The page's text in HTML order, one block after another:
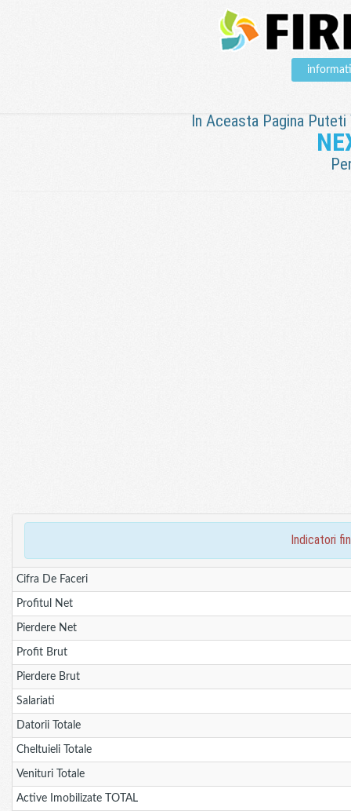
In Aceasta Pagina
indicatori
Cifra De Faceri
Profitul Net
Pierdere Net
Profit Brut
Pierdere Brut
Salariati
Datorii Totale
Cheltuieli Totale
Venituri Totale
Active Imobilizate TOTAL